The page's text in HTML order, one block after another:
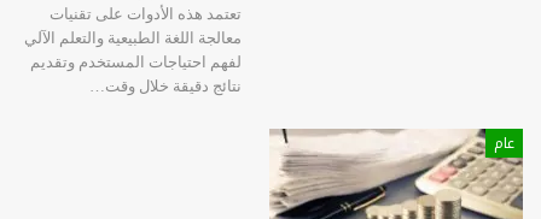
تعتمد هذه الأدوات على تقنيات
معالجة اللغة الطبيعية والتعلم الآلي
لفهم احتياجات المستخدم وتقديم
نتائج دقيقة خلال وقت…
عام